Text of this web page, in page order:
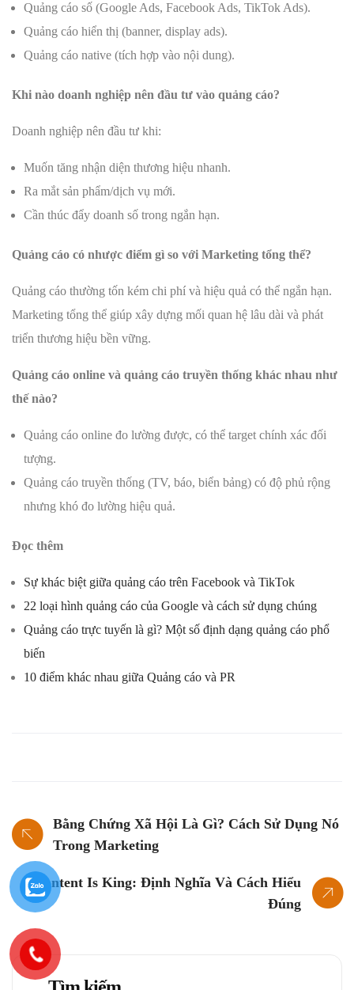
Quảng cáo số (Google Ads, Facebook Ads, TikTok Ads).
Quảng cáo hiển thị (banner, display ads).
Quảng cáo native (tích hợp vào nội dung).
Khi nào doanh nghiệp nên đầu tư vào quảng cáo?
Doanh nghiệp nên đầu tư khi:
Muốn tăng nhận diện thương hiệu nhanh.
Ra mắt sản phẩm/dịch vụ mới.
Cần thúc đẩy doanh số trong ngắn hạn.
Quảng cáo có nhược điểm gì so với Marketing tổng thể?
Quảng cáo thường tốn kém chi phí và hiệu quả có thể ngắn hạn.
Marketing tổng thể giúp xây dựng mối quan hệ lâu dài và phát
triển thương hiệu bền vững.
Quảng cáo online và quảng cáo truyền thống khác nhau như
thế nào?
Quảng cáo online đo lường được, có thể target chính xác đối
tượng.
Quảng cáo truyền thống (TV, báo, biển bảng) có độ phủ rộng
nhưng khó đo lường hiệu quả.
Đọc thêm
Sự khác biệt giữa quảng cáo trên Facebook và TikTok
22 loại hình quảng cáo của Google và cách sử dụng chúng
Quảng cáo trực tuyến là gì? Một số định dạng quảng cáo phổ
biến
10 điểm khác nhau giữa Quảng cáo và PR
Bằng Chứng Xã Hội Là Gì? Cách Sử Dụng Nó
Trong Marketing
Content Is King: Định Nghĩa Và Cách Hiểu
Đúng